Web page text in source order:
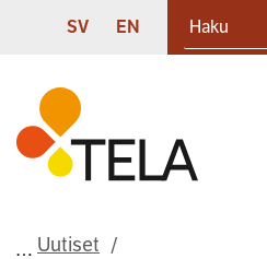
Siirry sisältöön
SVENSKA
SV ENGLISH
EN
Etusivu
Uutiset